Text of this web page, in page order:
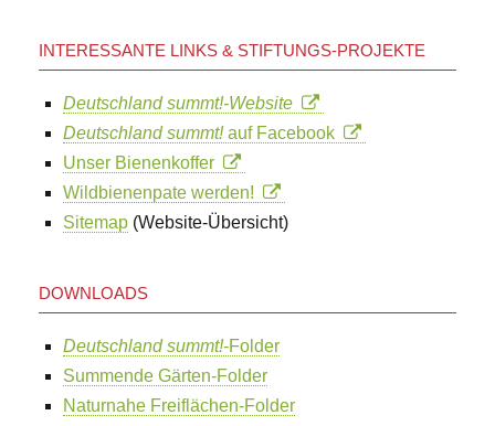
INTERESSANTE LINKS & STIFTUNGS-PROJEKTE
Deutschland summt!-Website
Deutschland summt!auf Facebook
Unser Bienenkoffer
Wildbienenpate werden!
Sitemap (Website-Übersicht)
DOWNLOADS
Deutschland summt!-Folder
Summende Gärten-Folder
Naturnahe Freiflächen-Folder